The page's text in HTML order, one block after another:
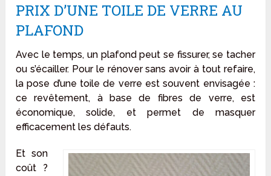
PRIX D’UNE TOILE DE VERRE AU
PLAFOND
Avec le temps, un plafond peut se fissurer, se tacher
ou s’écailler. Pour le rénover sans avoir à tout refaire,
la pose d’une toile de verre est souvent envisagée :
ce revêtement, à base de fibres de verre, est
économique, solide, et permet de masquer
efficacement les défauts.
Et son
coût ?